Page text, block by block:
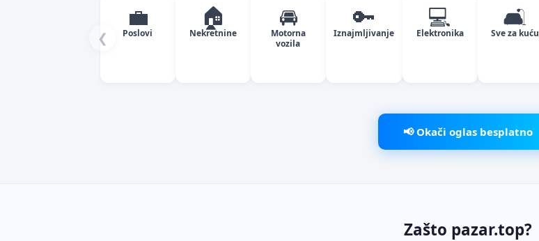
❮
💼
Poslovi
🏠
Nekretnine
🚘
Motorna
vozila
🔑
Iznajmljivanje
💻
Elektronika
🛋️
Sve za kuću
📢 Okači oglas besplatno
Zašto pazar.top?